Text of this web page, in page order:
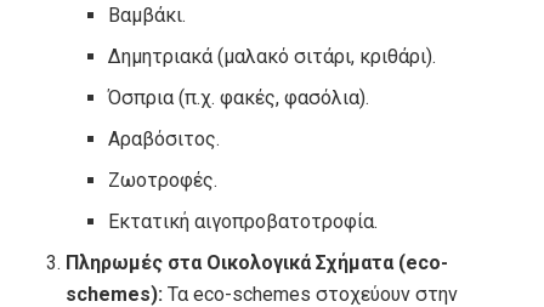
Βαμβάκι.
Δημητριακά (μαλακό σιτάρι, κριθάρι).
Όσπρια (π.χ. φακές, φασόλια).
Αραβόσιτος.
Ζωοτροφές.
Εκτατική αιγοπροβατοτροφία.
Πληρωμές στα Οικολογικά Σχήματα (eco-
schemes): Τα eco-schemes στοχεύουν στην